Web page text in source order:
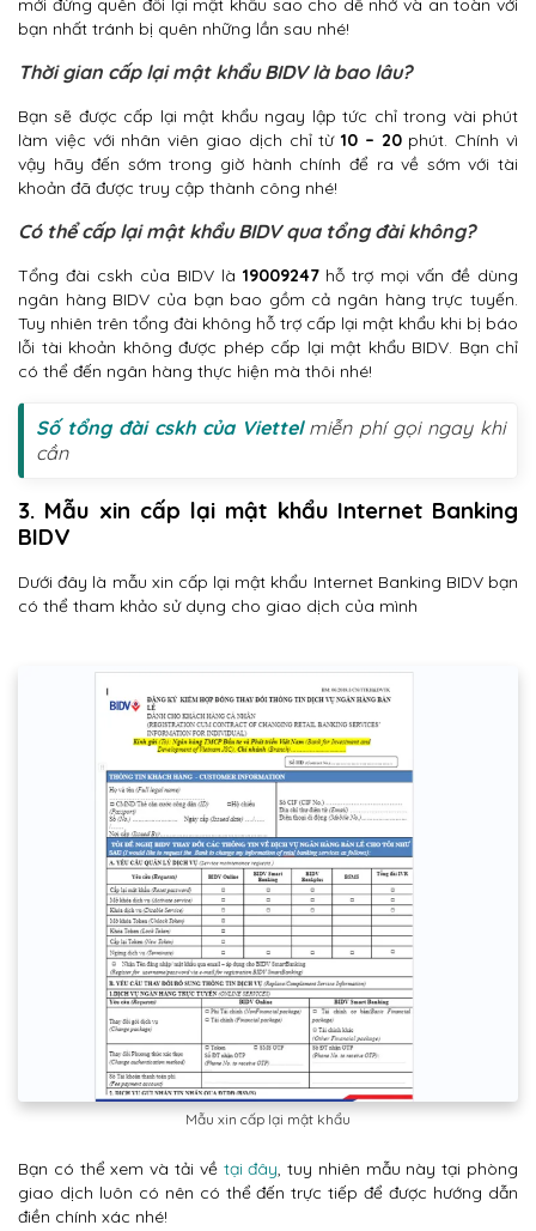
mới đừng quên đổi lại mật khẩu sao cho dễ nhớ và an toàn với
bạn nhất tránh bị quên những lần sau nhé!
Thời gian cấp lại mật khẩu BIDV là bao lâu?
Bạn sẽ được cấp lại mật khẩu ngay lập tức chỉ trong vài phút
làm việc với nhân viên giao dịch chỉ từ10 – 20phút. Chính vì
vậy hãy đến sớm trong giờ hành chính để ra về sớm với tài
khoản đã được truy cập thành công nhé!
Có thể cấp lại mật khẩu BIDV qua tổng đài không?
Tổng đài cskh của BIDV là 19009247hỗ trợ mọi vấn đề dùng
ngân hàng BIDV của bạn bao gồm cả ngân hàng trực tuyến.
Tuy nhiên trên tổng đài không hỗ trợ cấp lại mật khẩu khi bị báo
lỗi tài khoản không được phép cấp lại mật khẩu BIDV. Bạn chỉ
có thể đến ngân hàng thực hiện mà thôi nhé!
Số tổng đài cskh của Viettelmiễn phí gọi ngay khi
cần
3. Mẫu xin cấp lại mật khẩu Internet Banking
BIDV
Dưới đây là mẫu xin cấp lại mật khẩu Internet Banking BIDV bạn
có thể tham khảo sử dụng cho giao dịch của mình
Mẫu xin cấp lại mật khẩu
Bạn có thể xem và tải về tại đây, tuy nhiên mẫu này tại phòng
giao dịch luôn có nên có thể đến trực tiếp để được hướng dẫn
điền chính xác nhé!